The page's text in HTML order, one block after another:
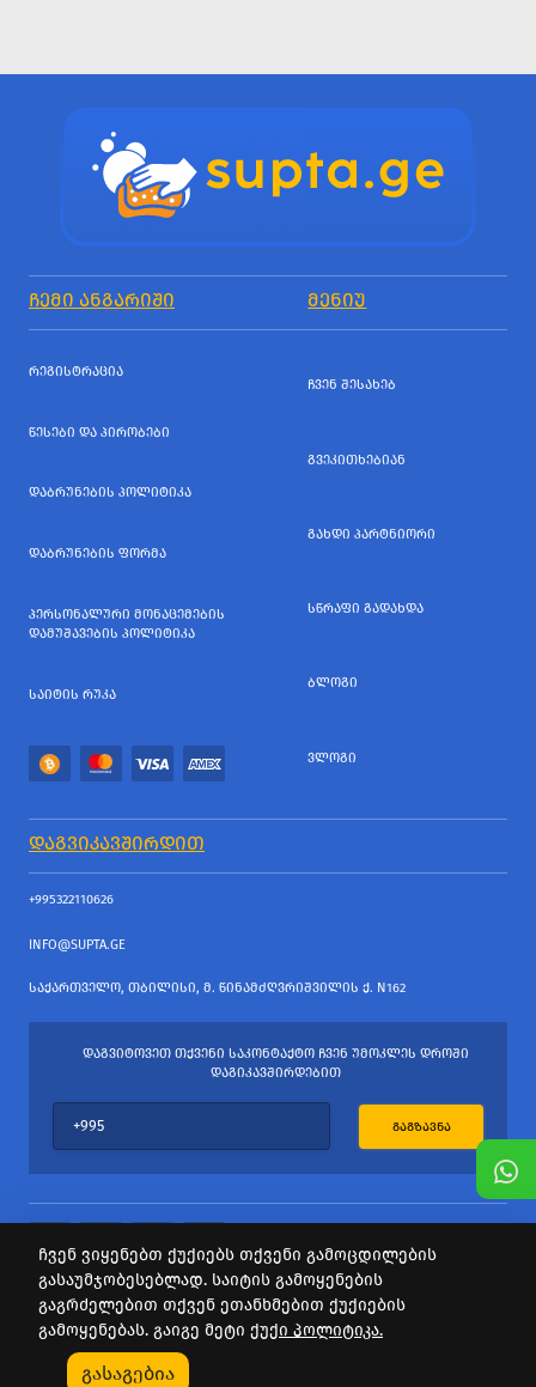
ᲩᲔᲛᲘ ᲐᲜᲒᲐᲠᲘᲨᲘ ᲛᲔᲜᲘᲣ
ᲠᲔᲒᲘᲡᲢᲠᲐᲪᲘᲐ
ᲬᲔᲡᲔᲑᲘ ᲓᲐ ᲞᲘᲠᲝᲑᲔᲑᲘ
ᲓᲐᲑᲠᲣᲜᲔᲑᲘᲡ ᲞᲝᲚᲘᲢᲘᲙᲐ
ᲓᲐᲑᲠᲣᲜᲔᲑᲘᲡ ᲤᲝᲠᲛᲐ
ᲞᲔᲠᲡᲝᲜᲐᲚᲣᲠᲘ ᲛᲝᲜᲐᲪᲔᲛᲔᲑᲘᲡ
ᲓᲐᲛᲣᲨᲐᲕᲔᲑᲘᲡ ᲞᲝᲚᲘᲢᲘᲙᲐ
ᲡᲐᲘᲢᲘᲡ ᲠᲣᲙᲐ
ᲩᲕᲔᲜ ᲨᲔᲡᲐᲮᲔᲑ
ᲒᲕᲔᲙᲘᲗᲮᲔᲑᲘᲐᲜ
ᲒᲐᲮᲓᲘ ᲞᲐᲠᲢᲜᲘᲝᲠᲘ
ᲡᲬᲠᲐᲤᲘ ᲒᲐᲓᲐᲮᲓᲐ
ᲑᲚᲝᲒᲘ
ᲕᲚᲝᲒᲘ
ᲓᲐᲒᲕᲘᲙᲐᲕᲨᲘᲠᲓᲘᲗ
+995322110626
INFO@SUPTA.GE
ᲡᲐᲥᲐᲠᲗᲕᲔᲚᲝ, ᲗᲑᲘᲚᲘᲡᲘ, Მ. ᲬᲘᲜᲐᲛᲫᲦᲕᲠᲘᲨᲕᲘᲚᲘᲡ Ქ. N162
ᲓᲐᲒᲕᲘᲢᲝᲕᲔᲗ ᲗᲥᲕᲔᲜᲘ ᲡᲐᲙᲝᲜᲢᲐᲥᲢᲝ ᲩᲕᲔᲜ ᲣᲛᲝᲙᲚᲔᲡ ᲓᲠᲝᲨᲘ
ᲓᲐᲒᲘᲙᲐᲕᲨᲘᲠᲓᲔᲑᲘᲗ
ᲒᲐᲒᲖᲐᲕᲜᲐ
ყველა უფლება დაცულია
საიტის პროვაიდერი Webdoors.ge
ჩვენ ვიყენებთ ქუქიებს თქვენი გამოცდილების
გასაუმჯობესებლად. საიტის გამოყენების
გაგრძელებით თქვენ ეთანხმებით ქუქიების
გამოყენებას. გაიგე მეტი ქუქი პოლიტიკა.
გასაგებია